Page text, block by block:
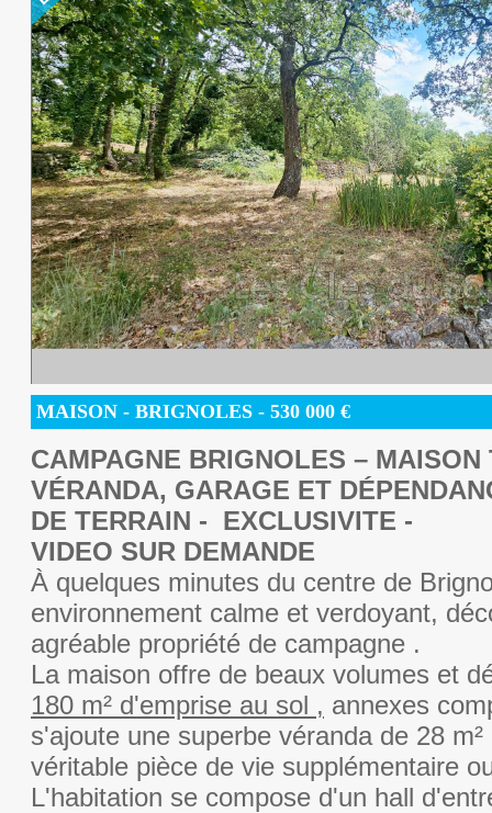
MAISON - BRIGNOLES - 530 000 €
CAMPAGNE BRIGNOLES – MAISON
VÉRANDA, GARAGE ET
DE TERRAIN - EXCLUSIVITE -
VIDEO SUR DEMANDE
À quelques minutes du centre de
environnement calme et verdoyant,
agréable propriété de campagne .
La maison offre de beaux volumes et
180 m² d'emprise au sol , annexes
s'ajoute une superbe véranda de 28
véritable pièce de vie supplémentaire
L'habitation se compose d'un hall